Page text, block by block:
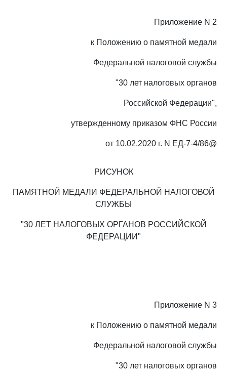
Приложение N 2
к Положению о памятной медали
Федеральной налоговой службы
"30 лет налоговых органов
Российской Федерации",
утвержденному приказом ФНС России
от 10.02.2020 г. N ЕД-7-4/86@
РИСУНОК
ПАМЯТНОЙ МЕДАЛИ ФЕДЕРАЛЬНОЙ НАЛОГОВОЙ
СЛУЖБЫ
"30 ЛЕТ НАЛОГОВЫХ ОРГАНОВ РОССИЙСКОЙ
ФЕДЕРАЦИИ"
Приложение N 3
к Положению о памятной медали
Федеральной налоговой службы
"30 лет налоговых органов